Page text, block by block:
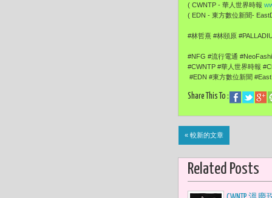
( CWNTP - 華人世界時報
( EDN - 東方數位新聞-
#林哲熹 #林頤原
#NFG #流行電通
#CWNTP #華人世界時報
#EDN #東方數位新聞
Share This To :
« 較新的文章
Related Posts